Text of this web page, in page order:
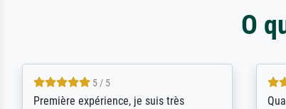
O
4.5 / 5
ik beoordeel Meisterdrucke zeer